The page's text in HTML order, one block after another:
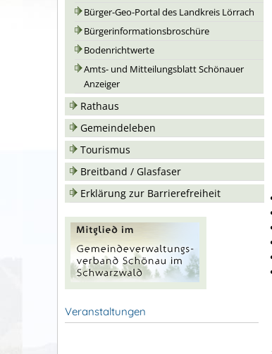
Bürger-Geo-Portal des Landkreis Lörrach
Bürgerinformationsbroschüre
Bodenrichtwerte
Amts- und Mitteilungsblatt Schönauer
Anzeiger
Rathaus
Gemeindeleben
Tourismus
Breitband / Glasfaser
Erklärung zur Barrierefreiheit
Veranstaltungen